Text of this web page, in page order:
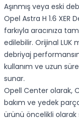
Aşınmış veya eski
Opel Astra H 1.6 XER
farkıyla aracınıza
edilebilir. Orijinal
debriyaj
kullanım ve uzun
sunar.
Opell Center olarak,
bakım ve yedek
ürünü öncelikli olarak